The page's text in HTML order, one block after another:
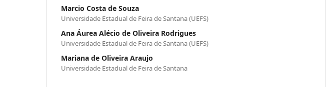
Marcio Costa de Souza
Universidade Estadual de Feira de Santana (UEFS)
Ana Áurea Alécio de Oliveira Rodrigues
Universidade Estadual de Feira de Santana (UEFS)
Mariana de Oliveira Araujo
Universidade Estadual de Feira de Santana